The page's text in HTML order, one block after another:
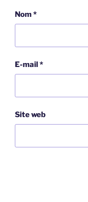
Nom*
E-mail*
Site web